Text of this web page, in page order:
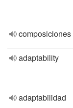
composiciones
adaptability
adaptabilidad